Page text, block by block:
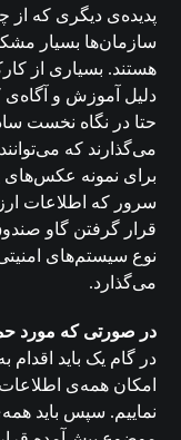
پدیده‌ی دیگری که
سازمان‌ها بسیار
هستند. بسیاری از
دلیل آموزش و
حتا در نگاه نخست
می‌گذارند که
برای نمونه عکس‌های
سرور که اطلاعات
قرار گرفتن گاو
نوع سیستم‌های
می‌گذارد.
در صورتی که مورد
در گام یک باید
امکان همه‌ی
نماییم. سپس باید